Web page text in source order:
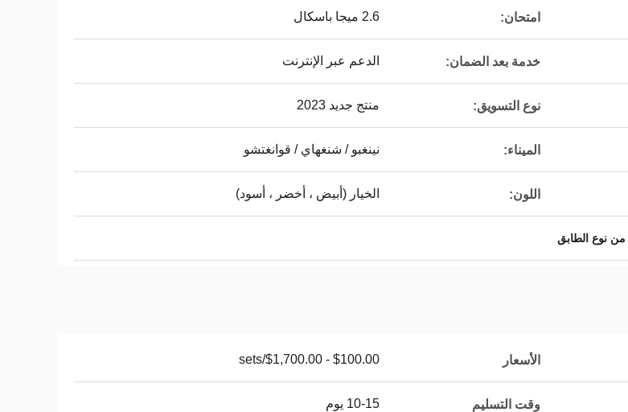
امتحان: 2.6 ميجا باسكال
خدمة بعد الضمان: الدعم عبر الإنترنت
نوع التسويق: منتج جديد 2023
الميناء: نينغبو / شنغهاي / قوانغتشو
اللون: الخيار (أبيض ، أخضر ، أسود)
من نوع الطابق
الأسعار $100.00 - $1,700.00/sets
وقت التسليم 10-15 يوم